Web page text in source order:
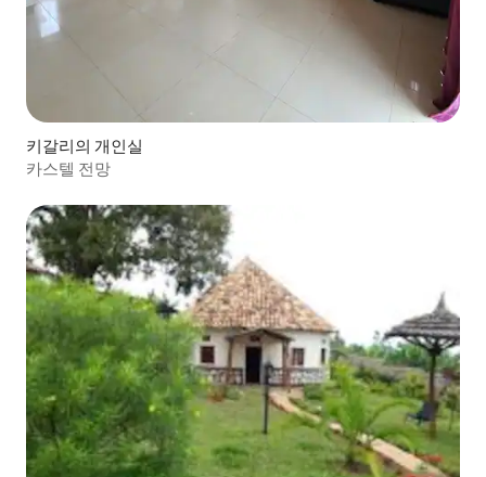
키갈리의 개인실
카스텔 전망